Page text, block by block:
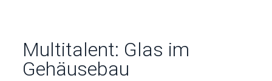
Multitalent: Glas im
Gehäusebau